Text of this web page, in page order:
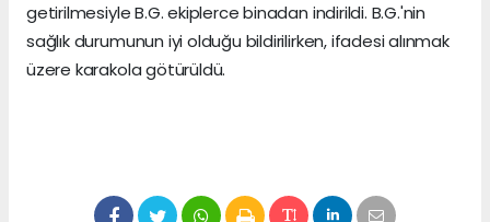
getirilmesiyle B.G. ekiplerce binadan indirildi. B.G.'nin
sağlık durumunun iyi olduğu bildirilirken, ifadesi alınmak
üzere karakola götürüldü.